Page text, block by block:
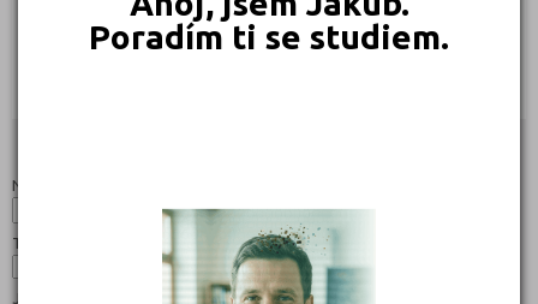
Poradím ti se studiem.
Název:
Typ:
Jazyk: